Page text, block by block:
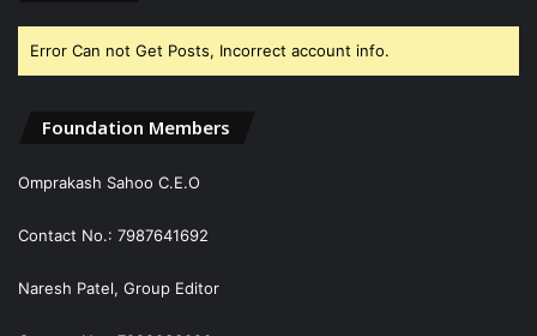
Error Can not Get Posts, Incorrect account info.
Foundation Members
Omprakash Sahoo C.E.O
Contact No.: 7987641692
Naresh Patel, Group Editor